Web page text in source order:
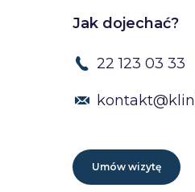
Jak dojechać?
22 123 03 33
Umów wizytę